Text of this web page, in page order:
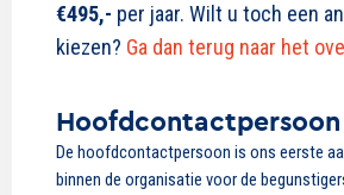
€495,- per jaar. Wilt u toch een
kiezen? Ga dan terug naar het
Hoofdcontactpersoon
De hoofdcontactpersoon is ons eerste
binnen de organisatie voor de